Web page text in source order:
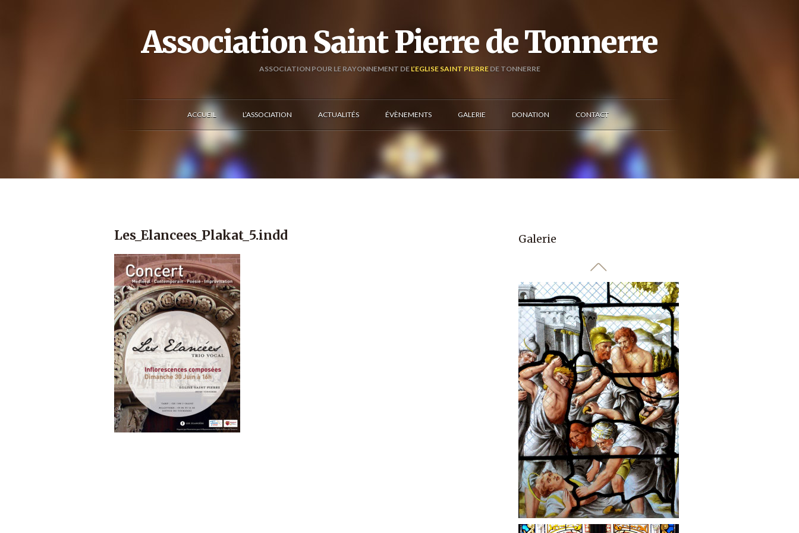
Association Saint Pierre de Tonnerre
ASSOCIATION POUR LE RAYONNEMENT DE L’EGLISE SAINT PIERREDE TONNERRE
ACCUEIL L’ASSOCIATION ACTUALITÉS ÉVÈNEMENTS GALERIE DONATION CONTACT
Les_Elancees_Plakat_5.indd Galerie